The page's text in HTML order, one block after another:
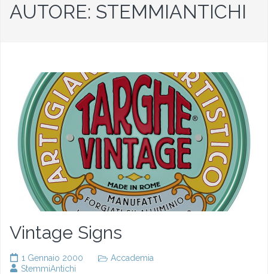
AUTORE: STEMMIANTICHI
Vintage Signs
1 Gennaio 2000
Accademia
StemmiAntichi